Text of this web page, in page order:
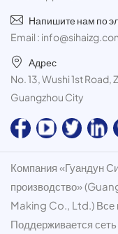
Напишите нам по
Email :
Адрес
No. 13, Wushi 1st
Guangzhou City
Компания «Гуандун
производство»
Making Co., Ltd.) Все
Поддерживается